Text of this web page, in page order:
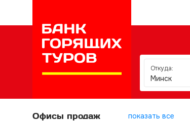
Откуда:
Минск
Офисы продаж показать все